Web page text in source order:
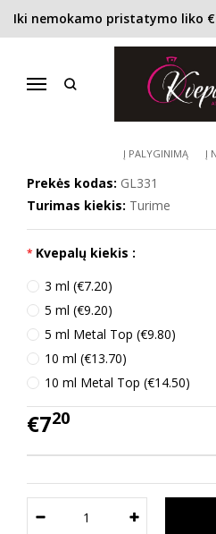
Iki nemokamo pristatymo liko
Navigacija
Pagrindinis KONCENTRACIJA
Guy Laroche Fidji EDT moterims
GUY LAROCHE
Į PALYGINIMĄ Į
Prekės kodas: GL331
Turimas kiekis: Turime
Kvepalų kiekis :
3 ml (€7.20)
5 ml (€9.20)
5 ml Metal Top (€9.80)
10 ml (€13.70)
10 ml Metal Top (€14.50)
€720